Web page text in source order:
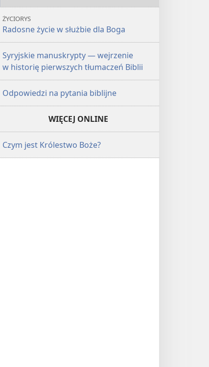
ŻYCIORYS
Radosne życie w służbie dla Boga
Syryjskie manuskrypty — wejrzenie
w historię pierwszych tłumaczeń Biblii
Odpowiedzi na pytania biblijne
WIĘCEJ ONLINE
Czym jest Królestwo Boże?